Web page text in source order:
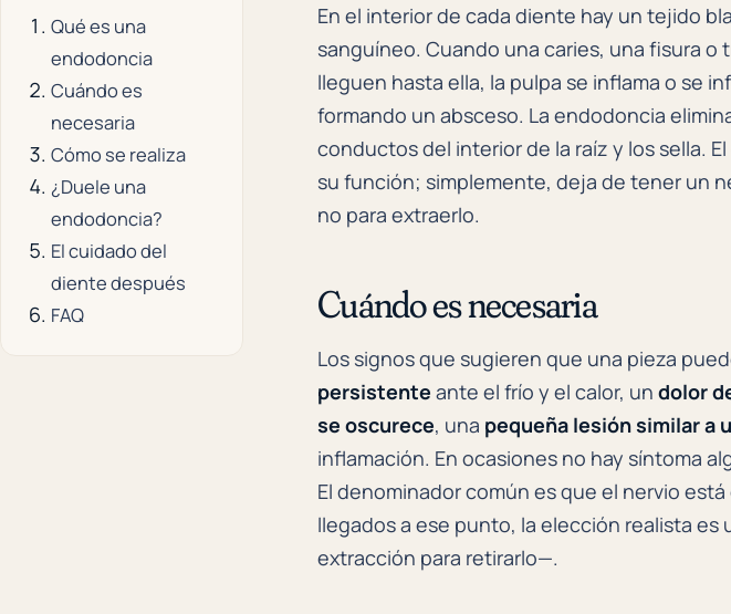
Qué es una
endodoncia
Cuándo es
necesaria
Cómo se realiza
¿Duele una
endodoncia?
El cuidado del
diente después
FAQ
En el interior de cada diente hay un tejido
sanguíneo. Cuando una caries, una fisura
lleguen hasta ella, la pulpa se inflama o se
formando un absceso. La endodoncia
conductos del interior de la raíz y los sella.
su función; simplemente, deja de tener un
no para extraerlo.
Cuándo es necesaria
Los signos que sugieren que una pieza
persistente ante el frío y el calor, undolor
se oscurece, una pequeña lesión similar a
inflamación. En ocasiones no hay síntoma
El denominador común es que el nervio
llegados a ese punto, la elección realista
extracción para retirarlo—.